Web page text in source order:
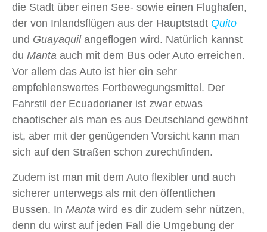
die Stadt über einen See- sowie einen Flughafen,
der von Inlandsflügen aus der Hauptstadt Quito
und Guayaquilangeflogen wird. Natürlich kannst
du Manta auch mit dem Bus oder Auto erreichen.
Vor allem das Auto ist hier ein sehr
empfehlenswertes Fortbewegungsmittel. Der
Fahrstil der Ecuadorianer ist zwar etwas
chaotischer als man es aus Deutschland gewöhnt
ist, aber mit der genügenden Vorsicht kann man
sich auf den Straßen schon zurechtfinden.
Zudem ist man mit dem Auto flexibler und auch
sicherer unterwegs als mit den öffentlichen
Bussen. In Manta wird es dir zudem sehr nützen,
denn du wirst auf jeden Fall die Umgebung der